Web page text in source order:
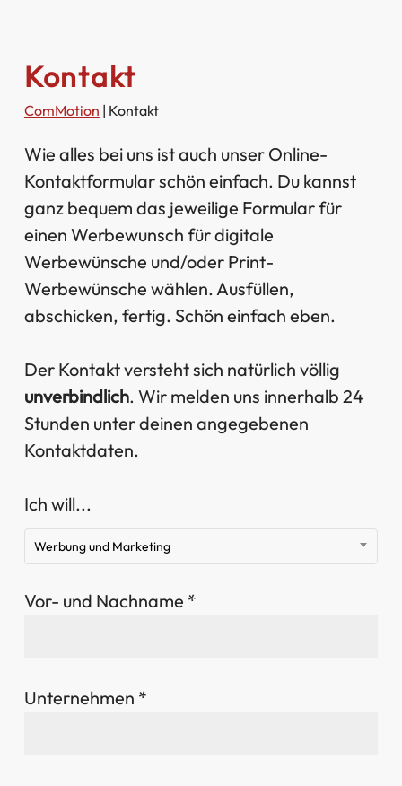
Kontakt
ComMotion | Kontakt
Wie alles bei uns ist auch unser Online-
Kontaktformular schön einfach. Du kannst
ganz bequem das jeweilige Formular für
einen Werbewunsch für digitale
Werbewünsche und/oder Print-
Werbewünsche wählen. Ausfüllen,
abschicken, fertig. Schön einfach eben.
Der Kontakt versteht sich natürlich völlig
unverbindlich. Wir melden uns innerhalb 24
Stunden unter deinen angegebenen
Kontaktdaten.
Ich will...
Werbung und Marketing
Vor- und Nachname *
Unternehmen *